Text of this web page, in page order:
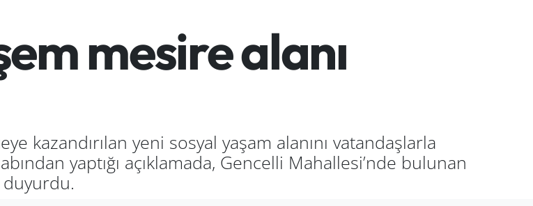
mesire alanı
kazandırılan yeni sosyal yaşam alanını vatandaşlarla
yaptığı açıklamada, Gencelli Mahallesi’nde bulunan
duyurdu.